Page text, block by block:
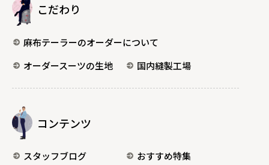
こだわり
麻布テーラーのオーダーについて
オーダースーツの生地
国内縫製工場
コンテンツ
スタッフブログ
おすすめ特集